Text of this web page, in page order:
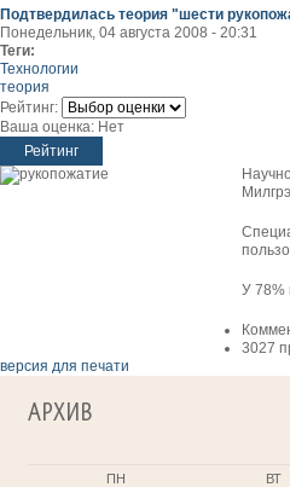
Подтвердилась теория "шести
Понедельник, 04 августа 2008 - 20:31
Теги:
Технологии
теория
Рейтинг:
Ваша оценка: Нет
У 78%
3027
версия для печати
АРХИВ
ПН ВТ